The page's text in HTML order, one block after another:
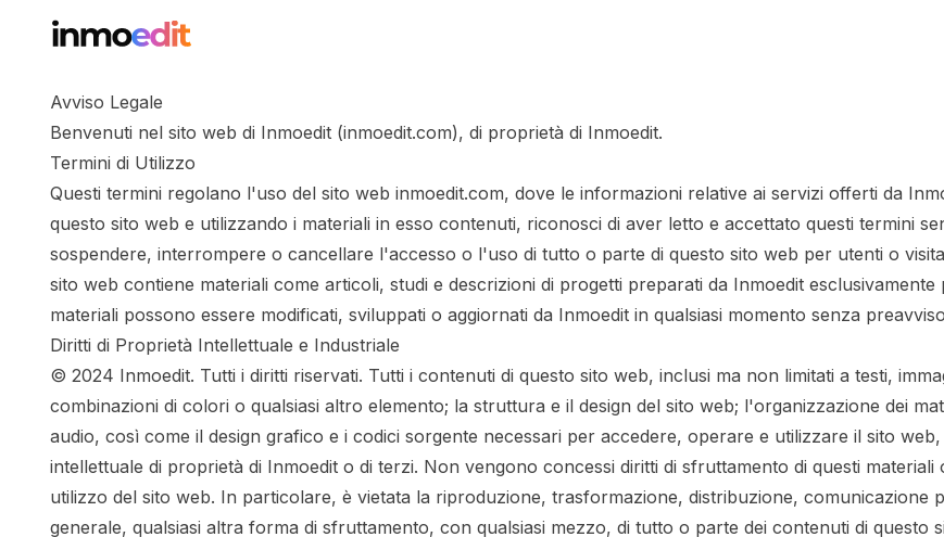
Avviso Legale
Benvenuti nel sito web di Inmoedit (inmoedit.com), di proprietà di Inmoedit.
Termini di Utilizzo
Questi termini regolano l'uso del sito web inmoedit.com, dove le informazioni relative ai servizi offerti da
questo sito web e utilizzando i materiali in esso contenuti, riconosci di aver letto e accettato questi termini
sospendere, interrompere o cancellare l'accesso o l'uso di tutto o parte di questo sito web per utenti o
sito web contiene materiali come articoli, studi e descrizioni di progetti preparati da Inmoedit
materiali possono essere modificati, sviluppati o aggiornati da Inmoedit in qualsiasi momento senza
Diritti di Proprietà Intellettuale e Industriale
© 2024 Inmoedit. Tutti i diritti riservati. Tutti i contenuti di questo sito web, inclusi ma non limitati a testi,
combinazioni di colori o qualsiasi altro elemento; la struttura e il design del sito web; l'organizzazione dei
audio, così come il design grafico e i codici sorgente necessari per accedere, operare e utilizzare il sito
intellettuale di proprietà di Inmoedit o di terzi. Non vengono concessi diritti di sfruttamento di questi
utilizzo del sito web. In particolare, è vietata la riproduzione, trasformazione, distribuzione, comunicazione
generale, qualsiasi altra forma di sfruttamento, con qualsiasi mezzo, di tutto o parte dei contenuti di questo